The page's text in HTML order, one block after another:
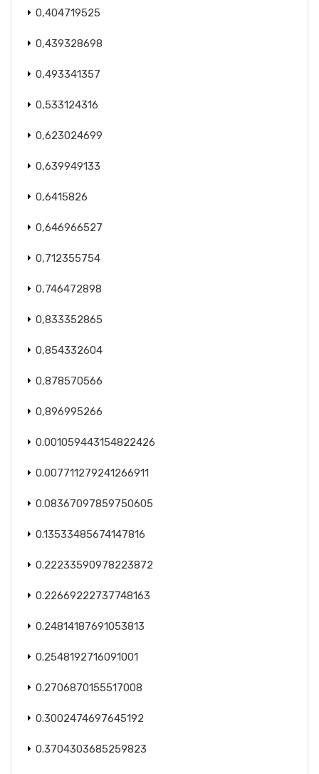
0,404719525
0,439328698
0,493341357
0,533124316
0,623024699
0,639949133
0,6415826
0,646966527
0,712355754
0,746472898
0,833352865
0,854332604
0,878570566
0,896995266
0.001059443154822426
0.007711279241266911
0.08367097859750605
0.13533485674147816
0.22233590978223872
0.22669222737748163
0.24814187691053813
0.2548192716091001
0.2706870155517008
0.3002474697645192
0.3704303685259823